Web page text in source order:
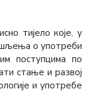
тијело које, у
о употреби
поступцима по
стање и развој
и употребе